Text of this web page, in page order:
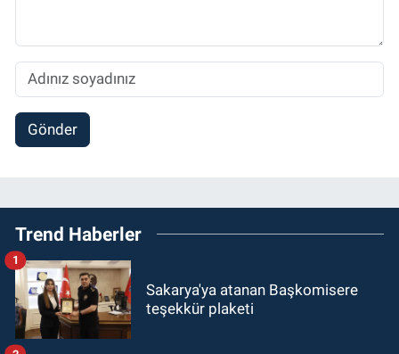
Gönder
Trend Haberler
Sakarya'ya atanan Başkomisere
teşekkür plaketi
1